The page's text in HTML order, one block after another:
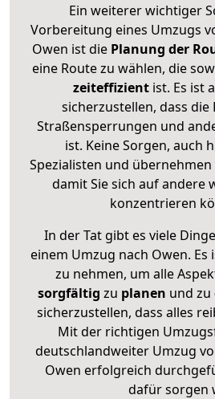
Ein weiterer wichtiger
Vorbereitung eines Umzugs
Owen ist diePlanung der
eine Route zu wählen, die
zeiteffizientist. Es ist
sicherzustellen, dass die
Straßensperrungen und
ist. Keine Sorgen, auch
Spezialisten und
damit Sie sich auf andere
konzentrieren
In der Tat gibt es viele
einem Umzug nach Owen. Es
zu nehmen, um alle
sorgfältig zu planen und zu
sicherzustellen, dass alles
Mit der richtigen
deutschlandweiter Umzug
Owen erfolgreich
dafür sorgen